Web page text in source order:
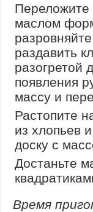
маслом
раздавить
разогретой
появления
массу и
Растопите
из хлопьев
доску с
Достаньте
Время